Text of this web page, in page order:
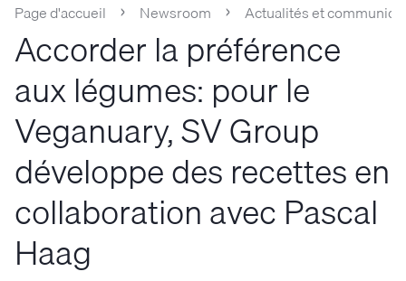
Page d'accueil Newsroom Actualités et
Accorder la préférence
aux légumes: pour le
Veganuary, SV Group
développe des recettes en
collaboration avec Pascal
Haag